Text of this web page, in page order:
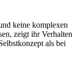
keine komplexen
zeigt ihr Verhalten
als bei